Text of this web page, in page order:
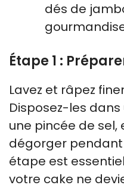
dés de
Étape 1 :
Lavez et râpez
Disposez-les
une pincée de sel,
dégorger pendant
étape est
votre cake ne